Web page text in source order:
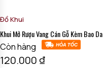
Đồ Khui
Khui Mở Rượu Vang Cán Gỗ Kèm Bao Da
Còn hàng
120.000₫